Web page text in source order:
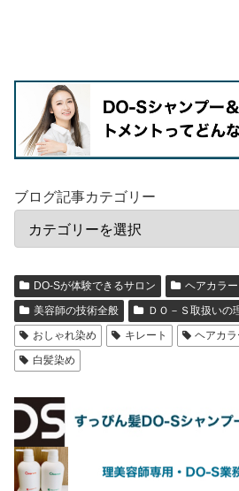
ブログ記事カテゴリー
DO-Sが体験できるサロン
ヘアカラ
美容師の技術全般
ＤＯ－Ｓ取扱いの
おしゃれ染め
キレート ヘアカラ
白髪染め